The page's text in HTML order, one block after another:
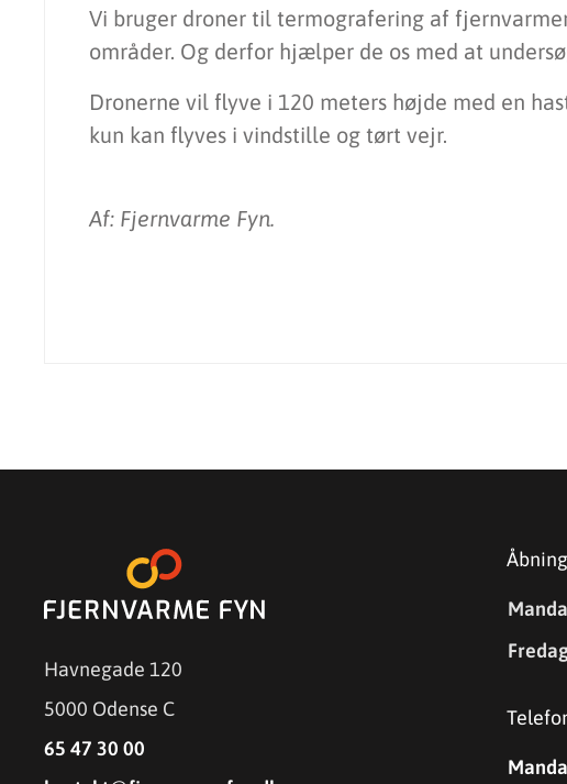
Vi bruger droner til termografering af
områder. Og derfor hjælper de os med at
Dronerne vil flyve i 120 meters højde med en
kun kan flyves i vindstille og tørt vejr.
Af: Fjernvarme Fyn.
Havnegade 120
5000 Odense C
65 47 30 00